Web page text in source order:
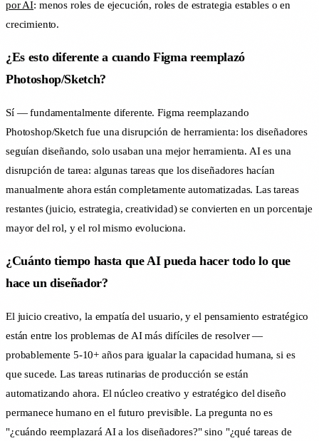
por AI: menos roles de ejecución, roles de estrategia estables o en
crecimiento.
¿Es esto diferente a cuando Figma reemplazó
Photoshop/Sketch?
Sí — fundamentalmente diferente. Figma reemplazando
Photoshop/Sketch fue una disrupción de herramienta: los diseñadores
seguían diseñando, solo usaban una mejor herramienta. AI es una
disrupción de tarea: algunas tareas que los diseñadores hacían
manualmente ahora están completamente automatizadas. Las tareas
restantes (juicio, estrategia, creatividad) se convierten en un porcentaje
mayor del rol, y el rol mismo evoluciona.
¿Cuánto tiempo hasta que AI pueda hacer todo lo que
hace un diseñador?
El juicio creativo, la empatía del usuario, y el pensamiento estratégico
están entre los problemas de AI más difíciles de resolver —
probablemente 5-10+ años para igualar la capacidad humana, si es
que sucede. Las tareas rutinarias de producción se están
automatizando ahora. El núcleo creativo y estratégico del diseño
permanece humano en el futuro previsible. La pregunta no es
"¿cuándo reemplazará AI a los diseñadores?" sino "¿qué tareas de